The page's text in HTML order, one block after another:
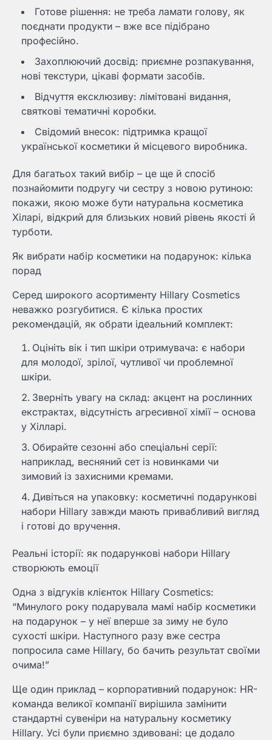
Готове рішення: не треба ламати голову, як
поєднати продукти – вже все підібрано
професійно.
Захоплюючий досвід: приємне розпакування,
нові текстури, цікаві формати засобів.
Відчуття ексклюзиву: лімітовані видання,
святкові тематичні коробки.
Свідомий внесок: підтримка кращої
української косметики й місцевого виробника.
Для багатьох такий вибір – це ще й спосіб
познайомити подругу чи сестру з новою рутиною:
покажи, якою може бути натуральна косметика
Хіларі, відкрий для близьких новий рівень якості й
турботи.
Як вибрати набір косметики на подарунок: кілька
порад
Серед широкого асортименту Hillary Cosmetics
неважко розгубитися. Є кілька простих
рекомендацій, як обрати ідеальний комплект:
Оцініть вік і тип шкіри отримувача: є набори
для молодої, зрілої, чутливої чи проблемної
шкіри.
Зверніть увагу на склад: акцент на рослинних
екстрактах, відсутність агресивної хімії – основа
у Хілларі.
Обирайте сезонні або спеціальні серії:
наприклад, весняний сет із новинками чи
зимовий із захисними кремами.
Дивіться на упаковку: косметичні подарункові
набори Hillary завжди мають привабливий вигляд
і готові до вручення.
Реальні історії: як подарункові набори Hillary
створюють емоції
Одна з відгуків клієнток Hillary Cosmetics:
“Минулого року подарувала мамі набір косметики
на подарунок – у неї вперше за зиму не було
сухості шкіри. Наступного разу вже сестра
попросила саме Hillary, бо бачить результат своїми
очима!”
Ще один приклад – корпоративний подарунок: HR-
команда великої компанії вирішила замінити
стандартні сувеніри на натуральну косметику
Hillary. Усі були приємно здивовані: це додало